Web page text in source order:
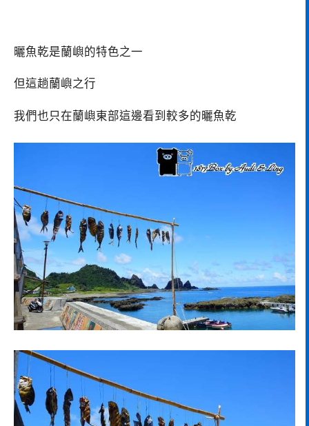
曬魚乾是蘭嶼的特色之一
但這趟蘭嶼之行
我們也只在蘭嶼東部這邊看到較多的曬魚乾